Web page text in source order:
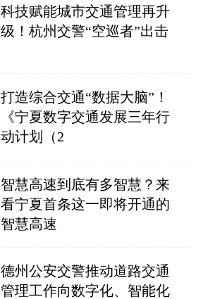
科技赋能城市交通管理再升
级！杭州交警“空巡者”出击
打造综合交通“数据大脑”！
《宁夏数字交通发展三年行
动计划（2
智慧高速到底有多智慧？来
看宁夏首条这一即将开通的
智慧高速
德州公安交警推动道路交通
管理工作向数字化、智能化